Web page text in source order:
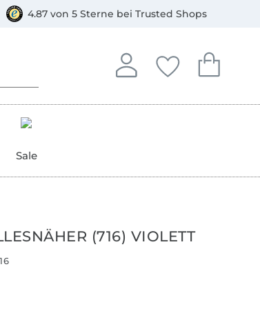
4.87 von 5 Sterne bei Trusted Shops
Anmelden
In deinem Konto
Deine
Du hast keine
Dein
Du hast
Sale
(716) VIOLETT